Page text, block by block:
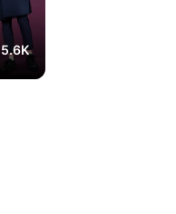
5.6K